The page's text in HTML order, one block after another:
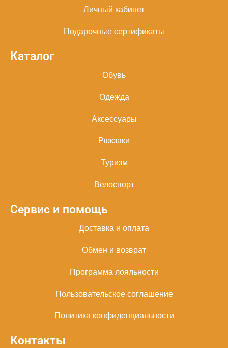
Личный кабинет
Подарочные сертификаты
Каталог
Обувь
Одежда
Аксессуары
Рюкзаки
Туризм
Велоспорт
Сервис и помощь
Доставка и оплата
Обмен и возврат
Программа лояльности
Пользовательское соглашение
Политика конфиденциальности
Контакты